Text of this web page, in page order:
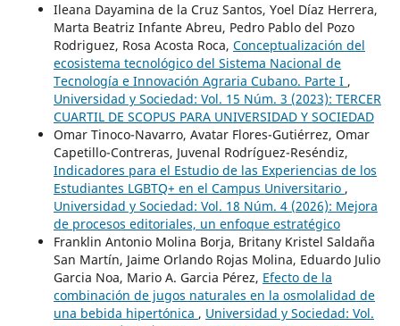
Ileana Dayamina de la Cruz Santos, Yoel Díaz Herrera,
Marta Beatriz Infante Abreu, Pedro Pablo del Pozo
Rodriguez, Rosa Acosta Roca, Conceptualización del
ecosistema tecnológico del Sistema Nacional de
Tecnología e Innovación Agraria Cubano. Parte I ,
Universidad y Sociedad: Vol. 15 Núm. 3 (2023): TERCER
CUARTIL DE SCOPUS PARA UNIVERSIDAD Y SOCIEDAD
Omar Tinoco-Navarro, Avatar Flores-Gutiérrez, Omar
Capetillo-Contreras, Juvenal Rodríguez-Reséndiz,
Indicadores para el Estudio de las Experiencias de los
Estudiantes LGBTQ+ en el Campus Universitario ,
Universidad y Sociedad: Vol. 18 Núm. 4 (2026): Mejora
de procesos editoriales, un enfoque estratégico
Franklin Antonio Molina Borja, Britany Kristel Saldaña
San Martín, Jaime Orlando Rojas Molina, Eduardo Julio
Garcia Noa, Mario A. Garcia Pérez, Efecto de la
combinación de jugos naturales en la osmolalidad de
una bebida hipertónica , Universidad y Sociedad: Vol.